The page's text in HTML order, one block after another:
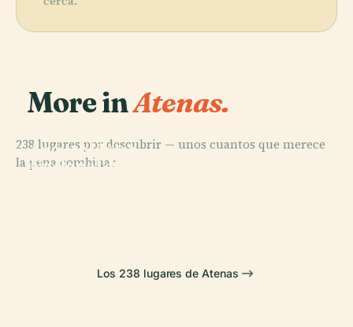
More inAtenas.
238 lugares por descubrir — unos cuantos que merece
la pena combinar.
Arqueológico
Nacional de
PLACE
Los 238 lugares de Atenas